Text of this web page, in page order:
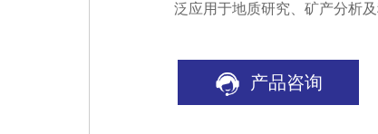
泛应用于地质研究、矿产分析及
产品咨询